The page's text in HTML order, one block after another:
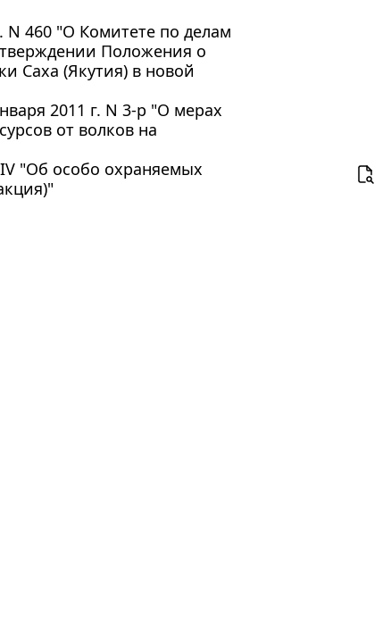
N 460 "О Комитете по делам
Положения о
Саха (Якутия) в новой
2011 г. N 3-р "О мерах
от волков на
IV "Об особо охраняемых